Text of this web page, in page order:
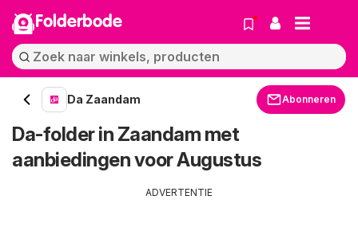
Folderbode
Da Zaandam Abonneren
Da-folder in Zaandam met
aanbiedingen voor Augustus
ADVERTENTIE